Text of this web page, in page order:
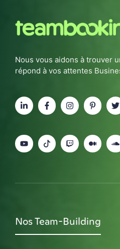
Nous vous aidons à trouver
répond à vos attentes
Nos Team-Building